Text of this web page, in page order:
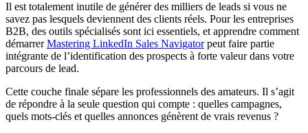
Il est totalement inutile de générer des milliers de leads si vous ne
savez pas lesquels deviennent des clients réels. Pour les entreprises
B2B, des outils spécialisés sont ici essentiels, et apprendre comment
démarrerMastering LinkedIn Sales Navigatorpeut faire partie
intégrante de l’identification des prospects à forte valeur dans votre
parcours de lead.
Cette couche finale sépare les professionnels des amateurs. Il s’agit
de répondre à la seule question qui compte : quelles campagnes,
quels mots-clés et quelles annonces génèrent de vrais revenus ?